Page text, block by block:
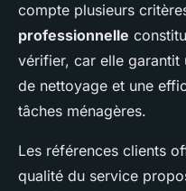
compte plusieurs
professionnelle
vérifier, car elle garantit
de nettoyage et une
tâches ménagères.
Les références clients
qualité du service